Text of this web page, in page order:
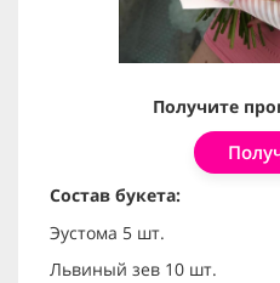
Получите
Состав букета:
Эустома 5 шт.
Львиный зев 10 шт.